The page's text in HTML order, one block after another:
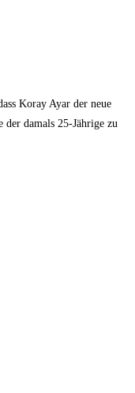
Koray Ayar der neue
damals 25-Jährige zu